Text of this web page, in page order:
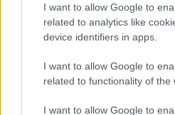
I want to allow Google to
related to analytics like
device identifiers in apps.
I want to allow Google to
related to functionality of the
I want to allow Google to